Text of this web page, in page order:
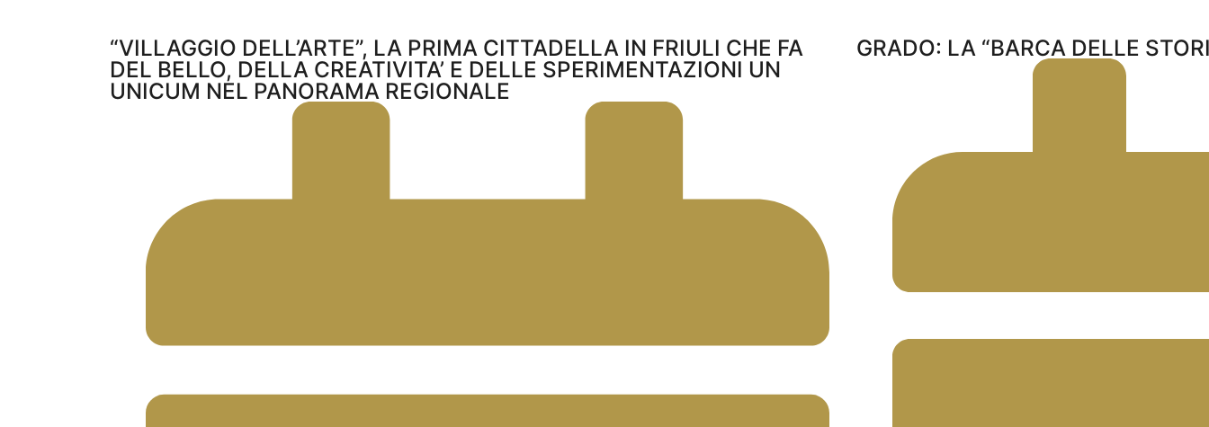
“VILLAGGIO DELL’ARTE”, LA PRIMA CITTADELLA IN FRIULI CHE FA
DEL BELLO, DELLA CREATIVITA’ E DELLE SPERIMENTAZIONI UN
UNICUM NEL PANORAMA REGIONALE
GRADO: LA “BARCA DELLE